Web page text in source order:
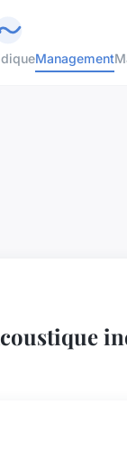
Management